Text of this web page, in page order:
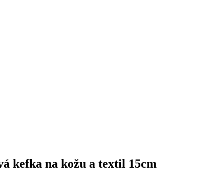
kefka na kožu a textil 15cm